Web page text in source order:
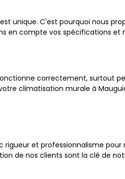
unique. C'est pourquoi nous
en compte vos spécifications
correctement, surtout
climatisation murale à
et professionnalisme
de nos clients sont la clé de